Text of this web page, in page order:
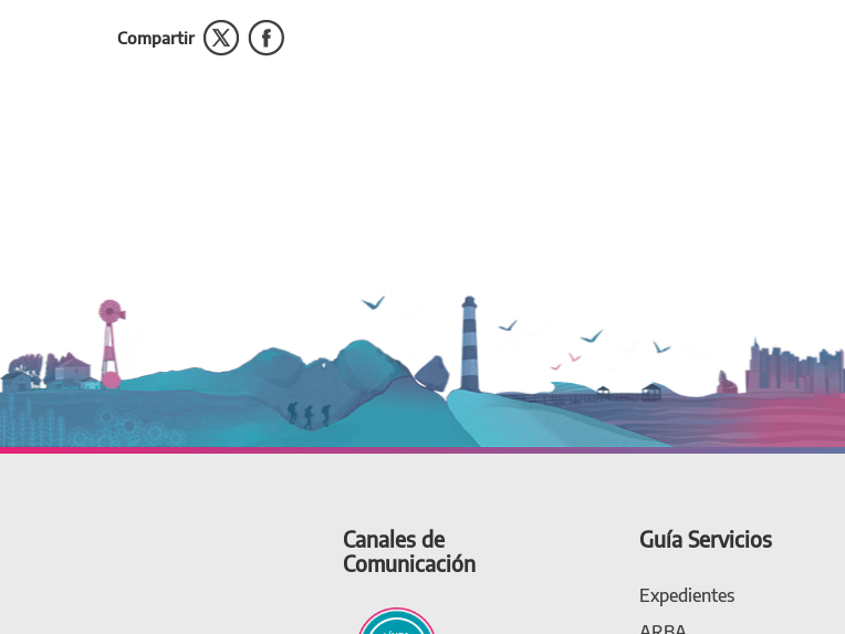
Compartir
Canales de
Comunicación
Guía Servicios
Expedientes